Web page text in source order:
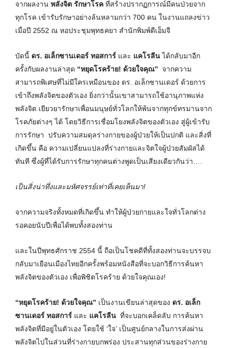
จากผลงาน พลังจิต รักษาโรค ที่สร้างปรากฏการณ์มีคนป่วยจาก
ทุกโรค เข้ารับรักษาอย่างล้นหลามกว่า 700 คน ในงานแถลงข่าว
เมื่อปี 2552 ณ หอประชุมพุทธคยา สำนักพิมพ์ดีเอ็มจี
บัดนี้ ดร. อเล็กซานเดอร์ ทอสการ์ และ แคโรลีนได้กลับมาอีก
ครั้งกับผลงานล่าสุด “หยุดโรคร้าย! ด้วยใจคุณ” จากความ
สามารถพิเศษที่ไม่มีใครเหมือนของ ดร. อเล็กซานเดอร์ ด้วยการ
เข้าถึงพลังจิตของตัวเอง ยิ่งกว่านั้นเขาสามารถใช้อานุภาพแห่ง
พลังจิต เยียวยารักษาเพื่อนมนุษย์ทั่วโลกให้พ้นจากทุกข์ทรมานจาก
โรคภัยต่างๆ ได้ โดยวิธีการเชื่อมโยงพลังจิตของตัวเอง สู่ผู้เข้ารับ
การรักษา ปรับความสมดุลร่างกายของผู้ป่วยให้เป็นปกติ และสิ่งที่
เกิดขึ้น คือ ความเปลี่ยนแปลงที่ร่างกายและจิตใจผู้ป่วยสัมผัสได้
ทันที ซึ่งผู้ที่ได้รับการรักษาทุกคนต่างพูดเป็นเสียงเดียวกันว่า….
เป็นสิ่งน่าทึ่งและมหัศจรรย์เท่าที่เคยเห็นมา!
จากความจริงทั้งหมดที่เกิดขึ้น ทำให้ผู้ป่วยกายและใจทั่วโลกต่าง
รอคอยนับปีเพื่อได้พบทั้งสองท่าน
และในปีพุทธศักราช 2554 นี้ ถือเป็นโชคดีที่ทั้งสองท่านจะบรรจบ
กลับมาเยือนเมืองไทยอีกครั้งพร้อมหนังสือที่จะบอกวิธีการค้นหา
พลังจิตของตัวเอง เพื่อพิชิตโรคร้าย ด้วยใจคุณเอง!
“หยุดโรคร้าย! ด้วยใจคุณ” เป็นงานเขียนล่าสุดของ ดร. อเล็ก
ซานเดอร์ ทอสการ์ และ แคโรลีน ที่จะบอกเคล็ดลับ การค้นหา
พลังจิตที่มีอยู่ในตัวเอง โดยใช้ ‘ใจ’ เป็นศูนย์กลางในการส่งผ่าน
พลังจิตไปในส่วนที่ร่างกายบกพร่อง ประสานทุกส่วนของร่างกาย